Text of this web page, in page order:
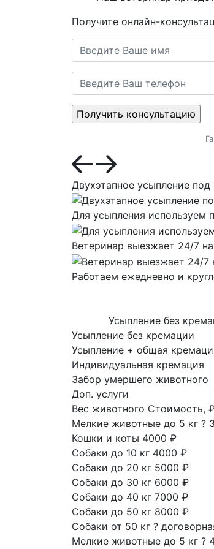
Получите онлайн-
Двухэтапное усыпление
Для усыпления используем
Ветеринар выезжает 24/7
Работаем ежедневно и
Усыпление без
Усыпление без кремации
Усыпление + общая
Индивидуальная кремация
Забор умершего животного
Доп. услуги
Вес животного Стоимость,
Мелкие животные до 5 кг ?
Кошки и коты 4000 ₽
Собаки до 10 кг 4000 ₽
Собаки до 20 кг 5000 ₽
Собаки до 30 кг 6000 ₽
Собаки до 40 кг 7000 ₽
Собаки до 50 кг 8000 ₽
Собаки от 50 кг ?
Мелкие животные до 5 кг ?